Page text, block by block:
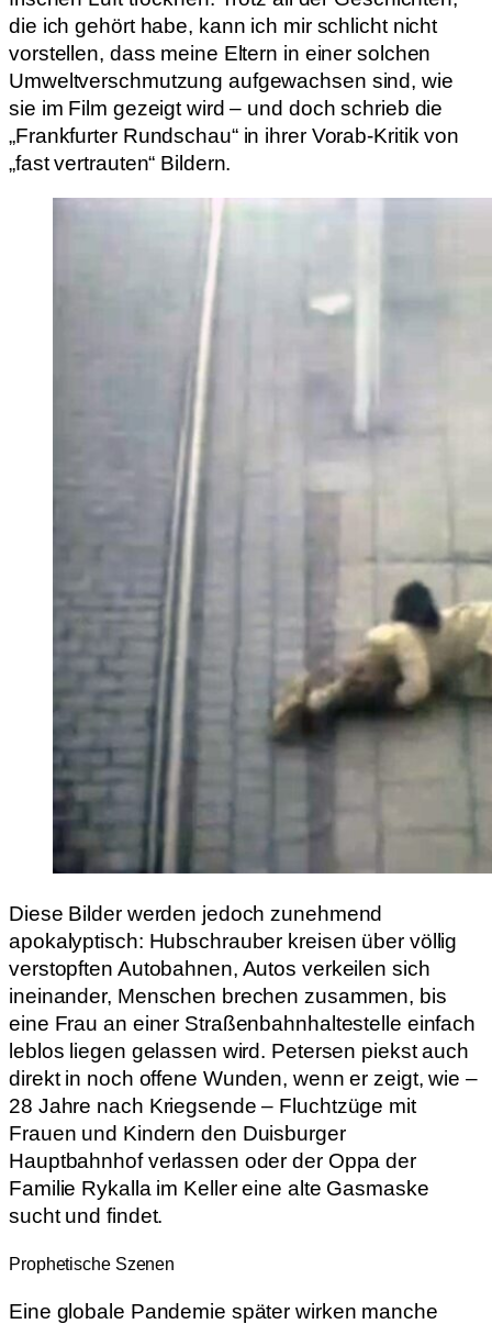
die ich gehört habe, kann ich mir schlicht nicht
vorstellen, dass meine Eltern in einer solchen
Umweltverschmutzung aufgewachsen sind, wie
sie im Film gezeigt wird – und doch schrieb die
„Frankfurter Rundschau“ in ihrer Vorab-Kritik von
„fast vertrauten“ Bildern.
Diese Bilder werden jedoch zunehmend
apokalyptisch: Hubschrauber kreisen über völlig
verstopften Autobahnen, Autos verkeilen sich
ineinander, Menschen brechen zusammen, bis
eine Frau an einer Straßenbahnhaltestelle einfach
leblos liegen gelassen wird. Petersen piekst auch
direkt in noch offene Wunden, wenn er zeigt, wie –
28 Jahre nach Kriegsende – Fluchtzüge mit
Frauen und Kindern den Duisburger
Hauptbahnhof verlassen oder der Oppa der
Familie Rykalla im Keller eine alte Gasmaske
sucht und findet.
Prophetische Szenen
Eine globale Pandemie später wirken manche